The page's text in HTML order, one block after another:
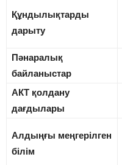
Құндылықтарды
дарыту
Пәнаралық
байланыстар
АКТ қолдану
дағдылары
Алдыңғы меңгерілген
білім